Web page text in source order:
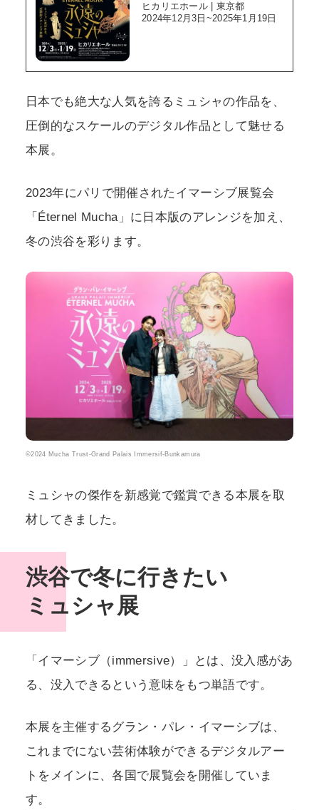
ヒカリエホール | 東京都
2024年12月3日~2025年1月19日
日本でも絶大な人気を誇るミュシャの作品を、
圧倒的なスケールのデジタル作品として魅せる
本展。
2023年にパリで開催されたイマーシブ展覧会
「Éternel Mucha」に日本版のアレンジを加え、
冬の渋谷を彩ります。
©2024 Mucha Trust-Grand Palais Immersif-Bunkamura
ミュシャの傑作を新感覚で鑑賞できる本展を取
材してきました。
渋谷で冬に行きたい
ミュシャ展
「イマーシブ（immersive）」とは、没入感があ
る、没入できるという意味をもつ単語です。
本展を主催するグラン・パレ・イマーシブは、
これまでにない芸術体験ができるデジタルアー
トをメインに、各国で展覧会を開催していま
す。